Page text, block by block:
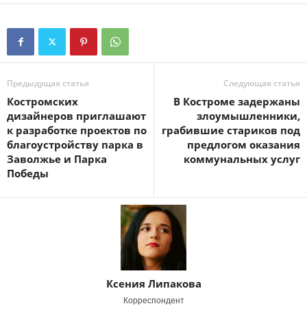
Предыдущая статья
Костромских
дизайнеров приглашают
к разработке проектов по
благоустройству парка в
Заволжье и Парка
Победы
Следующая статья
В Костроме задержаны
злоумышленники,
грабившие стариков под
предлогом оказания
коммунальных услуг
Ксения Липакова
Корреспондент